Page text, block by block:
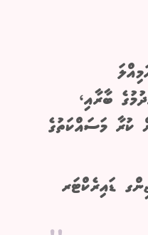
ބާރާއި،
ކުރާ މަސައްކަތުގެ
ޑައިރެކްޓަރ